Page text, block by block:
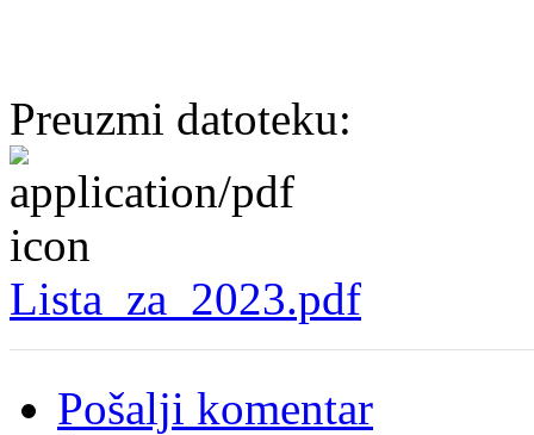
Preuzmi datoteku:
Lista_za_2023.pdf
Pošalji komentar